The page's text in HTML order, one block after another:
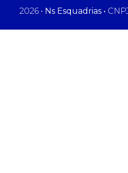
2026 • Ns Esquadrias •